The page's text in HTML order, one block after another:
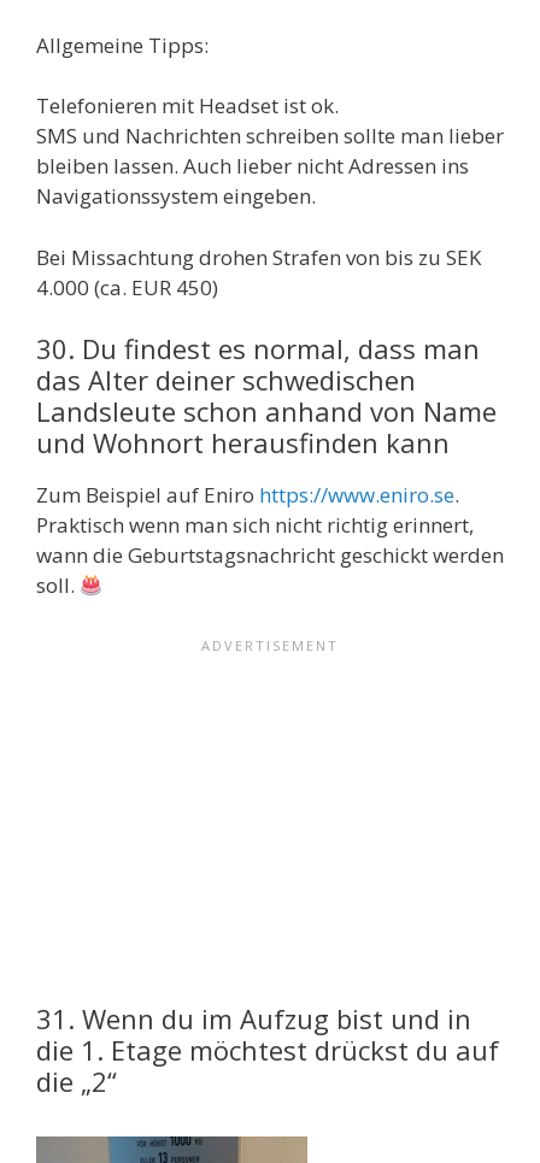
Allgemeine Tipps:
Telefonieren mit Headset ist ok.
SMS und Nachrichten schreiben sollte man lieber
bleiben lassen. Auch lieber nicht Adressen ins
Navigationssystem eingeben.
Bei Missachtung drohen Strafen von bis zu SEK
4.000 (ca. EUR 450)
30. Du findest es normal, dass man
das Alter deiner schwedischen
Landsleute schon anhand von Name
und Wohnort herausfinden kann
Zum Beispiel auf Eniro https://www.eniro.se.
Praktisch wenn man sich nicht richtig erinnert,
wann die Geburtstagsnachricht geschickt werden
soll.
31. Wenn du im Aufzug bist und in
die 1. Etage möchtest drückst du auf
die „2“